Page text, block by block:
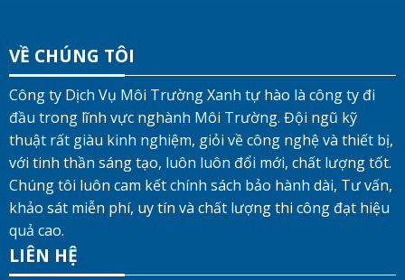
VỀ CHÚNG TÔI
Công ty Dịch Vụ Môi Trường Xanh tự hào là công ty đi
đầu trong lĩnh vực nghành Môi Trường. Đội ngũ kỹ
thuật rất giàu kinh nghiệm, giỏi về công nghệ và thiết bị,
với tinh thần sáng tạo, luôn luôn đổi mới, chất lượng tốt.
Chúng tôi luôn cam kết chính sách bảo hành dài, Tư vấn,
khảo sát miễn phí, uy tín và chất lượng thi công đạt hiệu
quả cao.
LIÊN HỆ